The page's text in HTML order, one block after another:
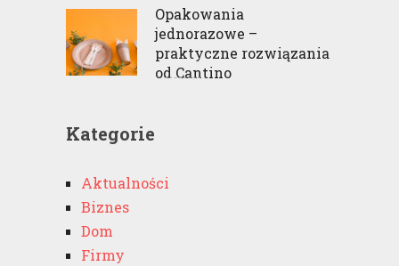
Opakowania
jednorazowe –
praktyczne rozwiązania
od Cantino
Kategorie
Aktualności
Biznes
Dom
Firmy